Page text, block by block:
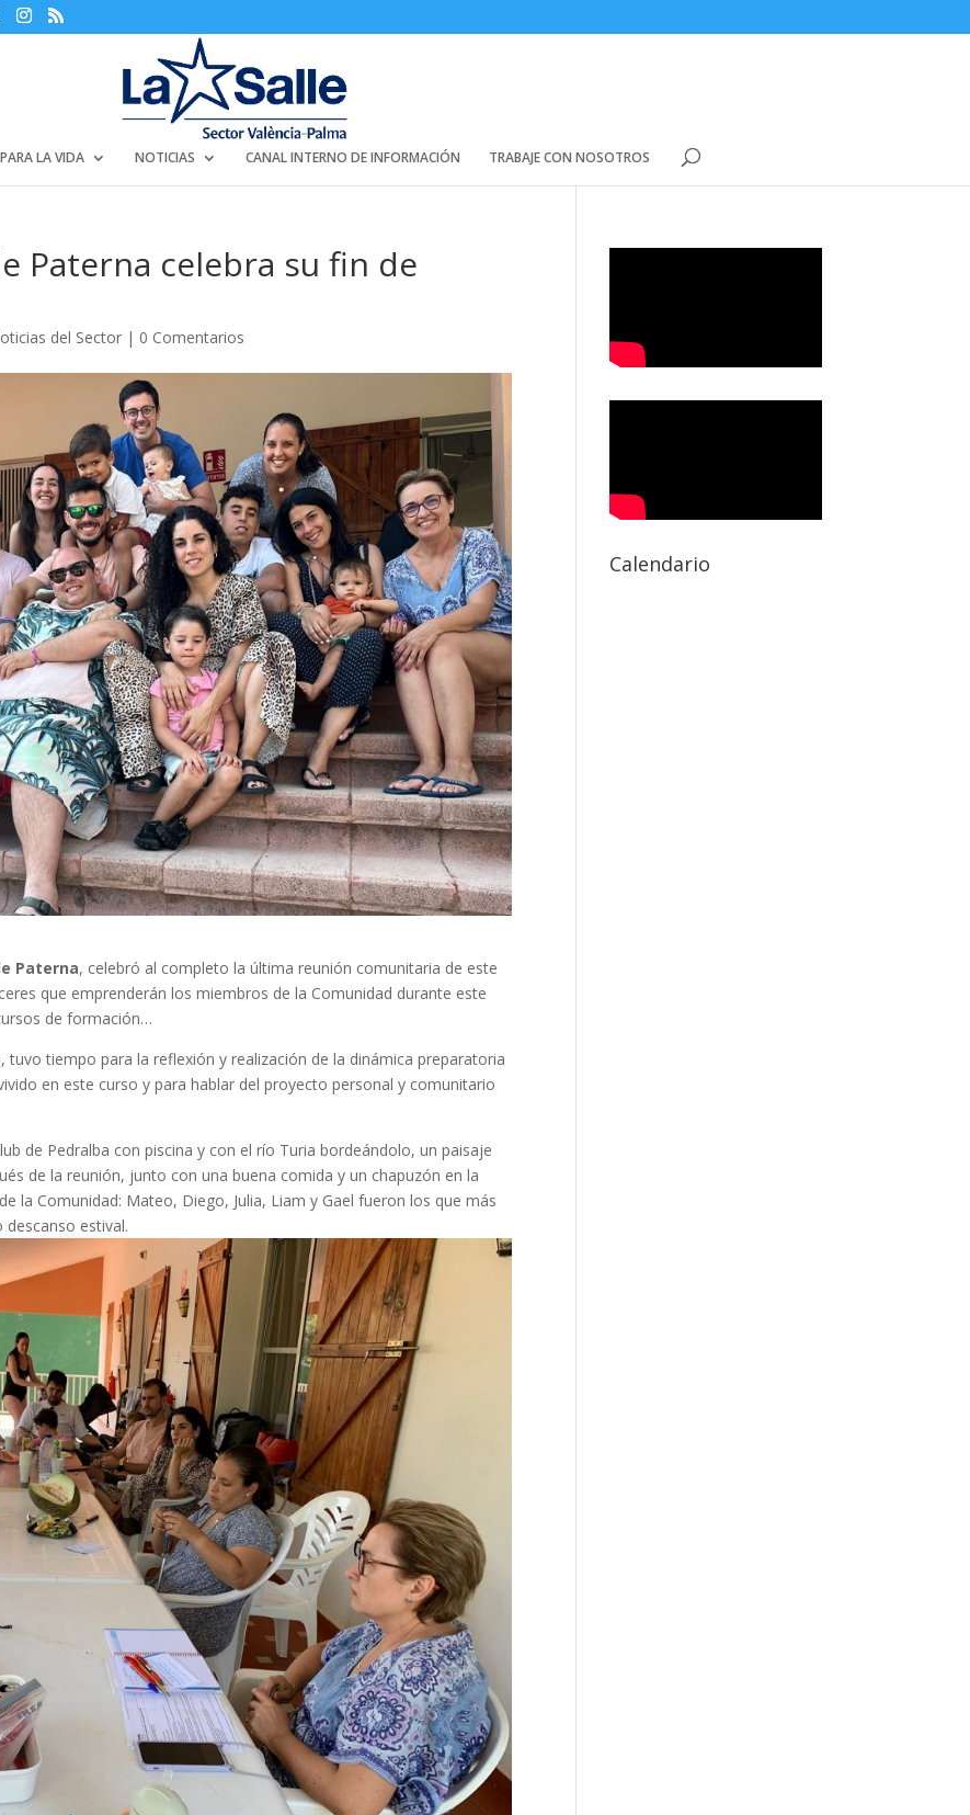
LA VIDA NOTICIAS CANAL INTERNO DE INFORMACIÓN TRABAJE CON NOSOTROS
Paterna celebra su fin de
del Sector | 0 Comentarios
Paterna, celebró al completo la última reunión comunitaria de este
que emprenderán los miembros de la Comunidad durante este
de formación…
tiempo para la reflexión y realización de la dinámica preparatoria
en este curso y para hablar del proyecto personal y comunitario
de Pedralba con piscina y con el río Turia bordeándolo, un paisaje
de la reunión, junto con una buena comida y un chapuzón en la
la Comunidad: Mateo, Diego, Julia, Liam y Gael fueron los que más
estival.
Calendario